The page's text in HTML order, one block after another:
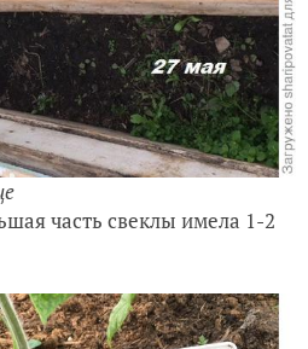
часть свеклы имела 1-2